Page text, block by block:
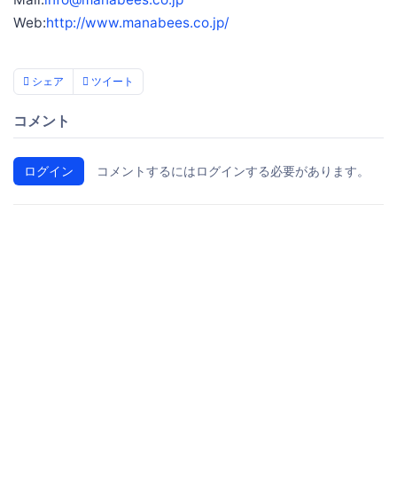
Web:http://www.manabees.co.jp/
シェア ツイート
コメント
ログイン コメントするにはログインする必要があります。